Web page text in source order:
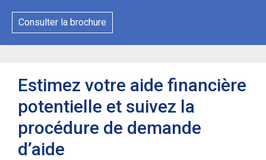
Consulter la brochure
Estimez votre aide financière
potentielle et suivez la
procédure de demande
d’aide